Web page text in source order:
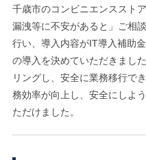
千歳市のコンビニエンススト
漏洩等に不安があると」ご相
行い、導入内容がIT導入補助
の導入を決めていただきまし
リングし、安全に業務移行で
務効率が向上し、安全にしよ
ただけました。